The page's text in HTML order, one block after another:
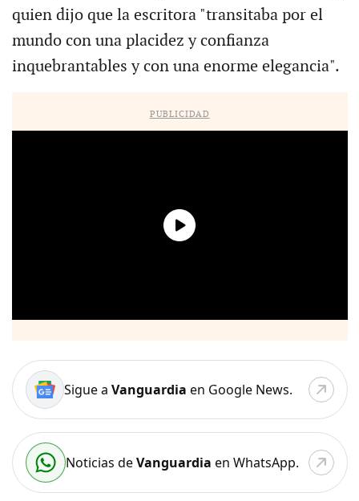
quien dijo que la escritora "transitaba por el
mundo con una placidez y confianza
inquebrantables y con una enorme elegancia".
PUBLICIDAD
Sigue a Vanguardia en Google News.
Noticias deVanguardia en WhatsApp.